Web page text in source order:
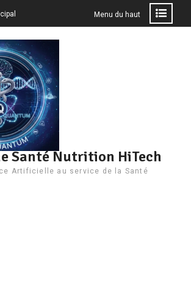
Menu du haut
Santé Nutrition HiTech
Artificielle au service de la Santé